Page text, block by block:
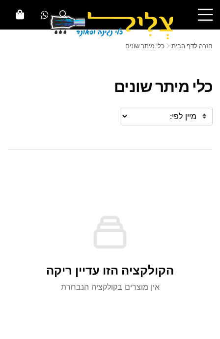
חזרה לדף הבית כלי מיתר שונים
כלי מיתר שונים
הקולקציה הזו עדיין ריקה
אין מוצרים בקולקציה הנבחרת